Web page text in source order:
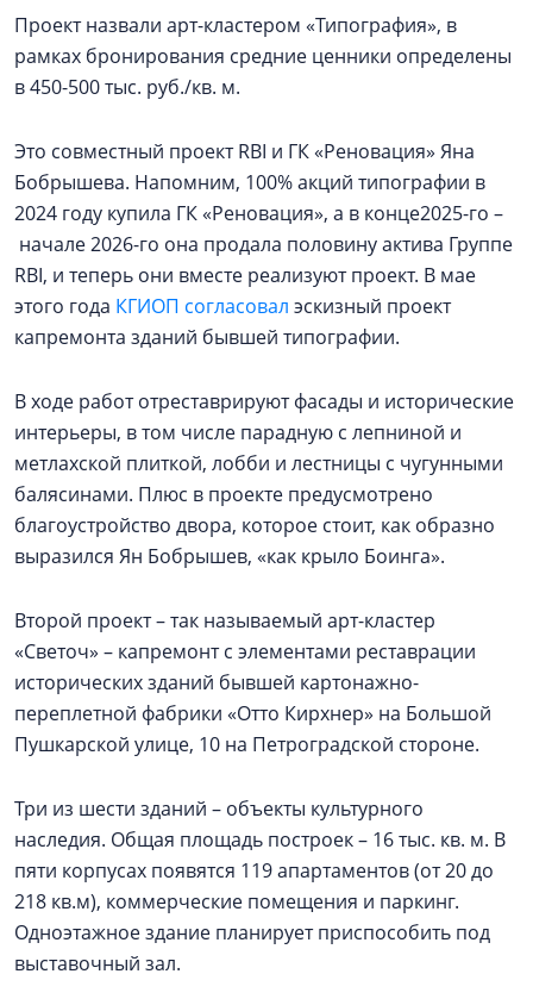
Проект назвали арт-кластером «Типография», в
рамках бронирования средние ценники определены
в 450-500 тыс. руб./кв. м.
Это совместный проект RBI и ГК «Реновация» Яна
Бобрышева. Напомним, 100% акций типографии в
2024 году купила ГК «Реновация», а в конце2025-го –
начале 2026-го она продала половину актива Группе
RBI, и теперь они вместе реализуют проект. В мае
этого года КГИОП согласовал эскизный проект
капремонта зданий бывшей типографии.
В ходе работ отреставрируют фасады и исторические
интерьеры, в том числе парадную с лепниной и
метлахской плиткой, лобби и лестницы с чугунными
балясинами. Плюс в проекте предусмотрено
благоустройство двора, которое стоит, как образно
выразился Ян Бобрышев, «как крыло Боинга».
Второй проект – так называемый арт-кластер
«Светоч» – капремонт с элементами реставрации
исторических зданий бывшей картонажно-
переплетной фабрики «Отто Кирхнер» на Большой
Пушкарской улице, 10 на Петроградской стороне.
Три из шести зданий – объекты культурного
наследия. Общая площадь построек – 16 тыс. кв. м. В
пяти корпусах появятся 119 апартаментов (от 20 до
218 кв.м), коммерческие помещения и паркинг.
Одноэтажное здание планирует приспособить под
выставочный зал.